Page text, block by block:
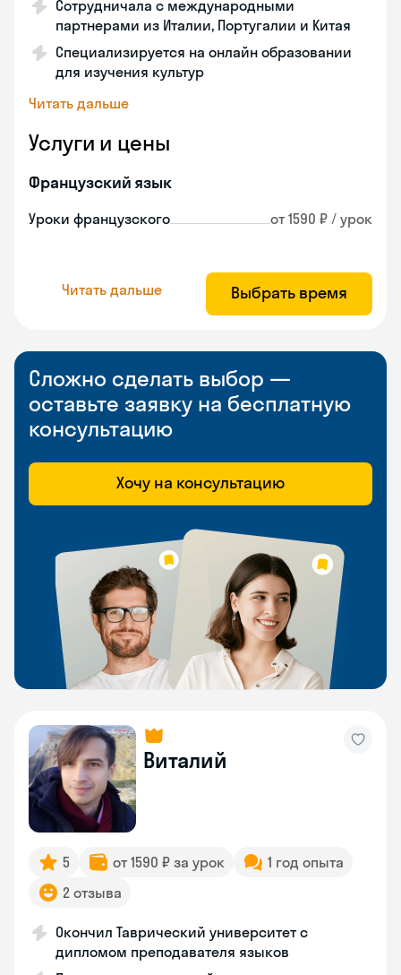
Сотрудничала с международными
партнерами из Италии, Португалии и Китая
Специализируется на онлайн образовании
для изучения культур
Читать дальше
Услуги и цены
Французский язык
Уроки французского от 1590 ₽ / урок
Читать дальше Выбрать время
Сложно сделать выбор —
оставьте заявку на бесплатную
консультацию
Хочу на консультацию
Виталий
5 от 1590 ₽ за урок
1 год опыта
2 отзыва
Окончил Таврический университет с
дипломом преподавателя языков